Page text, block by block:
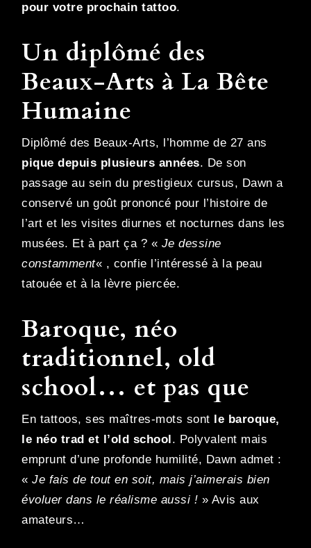
pour votre prochain tattoo.
Un diplômé des
Beaux-Arts à La Bête
Humaine
Diplômé des Beaux-Arts, l’homme de 27 ans
pique depuis plusieurs années. De son
passage au sein du prestigieux cursus, Dawn a
conservé un goût prononcé pour l’histoire de
l’art et les visites diurnes et nocturnes dans les
musées. Et à part ça ? « Je dessine
constamment« , confie l’intéressé à la peau
tatouée et à la lèvre piercée.
Baroque, néo
traditionnel, old
school… et pas que
En tattoos, ses maîtres-mots sont
le baroque,
le néo trad et l’old school . Polyvalent mais
emprunt d’une profonde humilité, Dawn admet :
« Je fais de tout en soit, mais j’aimerais bien
évoluer dans le réalisme aussi ! » Avis aux
amateurs…